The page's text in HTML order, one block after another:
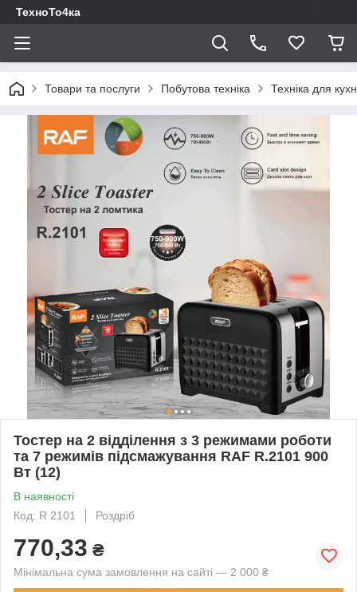
ТехноТо4ка
Товари та послуги Побутова техніка Техніка для
Тостер на 2 відділення з 3 режимами роботи
та 7 режимів підсмажування RAF R.2101 900
Вт (12)
В наявності
Код: R 2101
Роздріб
770,33 ₴
Мінімальна сума замовлення на сайті — 2 000 ₴